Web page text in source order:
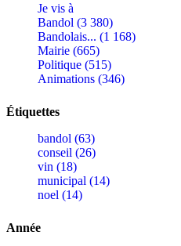
Je vis à
Bandol (3 380)
Bandolais... (1 168)
Mairie (665)
Politique (515)
Animations (346)
Étiquettes
bandol (63)
conseil (26)
vin (18)
municipal (14)
noel (14)
Année